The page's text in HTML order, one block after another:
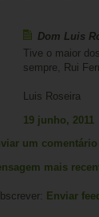
Dom Luis
Tive o maior
sempre, Rui
Luis Roseira
19 junho, 2011
um comentário
mais
Enviar